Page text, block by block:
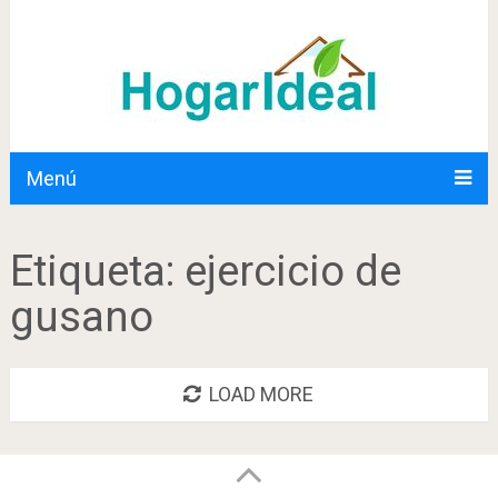
Menú
Etiqueta: ejercicio de
gusano
LOAD MORE